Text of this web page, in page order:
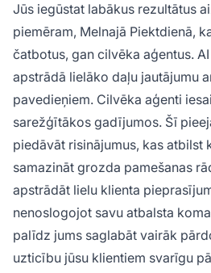
Jūs iegūstat labākus rezultātus
piemēram, Melnajā Piektdienā,
čatbotus, gan cilvēka aģentus.
apstrādā lielāko daļu jautājumu
pavedieņiem. Cilvēka aģenti
sarežģītākos gadījumos. Šī
piedāvāt risinājumus, kas atbilst
samazināt grozda pamešanas
apstrādāt lielu klienta
nenoslogojot savu atbalsta
palīdz jums saglabāt vairāk
uzticību jūsu klientiem svarīgu